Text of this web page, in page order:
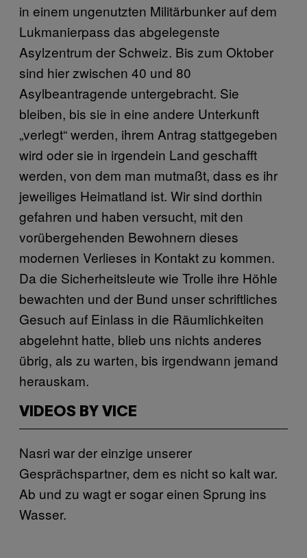
in einem ungenutzten Militärbunker auf dem
Lukmanierpass das abgelegenste
Asylzentrum der Schweiz. Bis zum Oktober
sind hier zwischen 40 und 80
Asylbeantragende untergebracht. Sie
bleiben, bis sie in eine andere Unterkunft
„verlegt“ werden, ihrem Antrag stattgegeben
wird oder sie in irgendein Land geschafft
werden, von dem man mutmaßt, dass es ihr
jeweiliges Heimatland ist. Wir sind dorthin
gefahren und haben versucht, mit den
vorübergehenden Bewohnern dieses
modernen Verlieses in Kontakt zu kommen.
Da die Sicherheitsleute wie Trolle ihre Höhle
bewachten und der Bund unser schriftliches
Gesuch auf Einlass in die Räumlichkeiten
abgelehnt hatte, blieb uns nichts anderes
übrig, als zu warten, bis irgendwann jemand
herauskam.
VIDEOS BY VICE
Nasri war der einzige unserer
Gesprächspartner, dem es nicht so kalt war.
Ab und zu wagt er sogar einen Sprung ins
Wasser.